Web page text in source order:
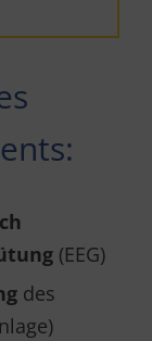
(EEG)
des